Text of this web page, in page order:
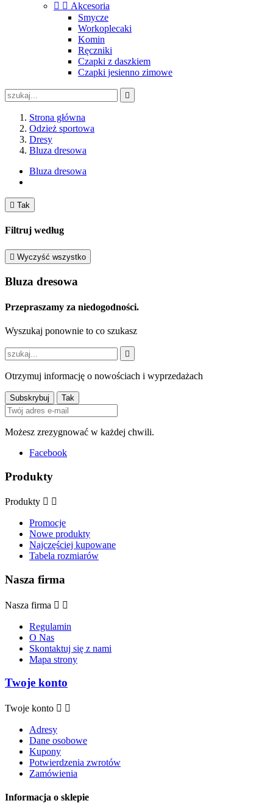
  Akcesoria
Smycze
Workoplecaki
Komin
Ręczniki
Czapki z daszkiem
Czapki jesienno zimowe

Strona główna
Odzież sportowa
Dresy
Bluza dresowa
Bluza dresowa
 Tak
Filtruj według
 Wyczyść wszystko
Bluza dresowa
Przepraszamy za niedogodności.
Wyszukaj ponownie to co szukasz

Otrzymuj informację o nowościach i wyprzedażach
Możesz zrezygnować w każdej chwili.
Facebook
Produkty
Produkty  
Promocje
Nowe produkty
Najczęściej kupowane
Tabela rozmiarów
Nasza firma
Nasza firma  
Regulamin
O Nas
Skontaktuj się z nami
Mapa strony
Twoje konto
Twoje konto  
Adresy
Dane osobowe
Kupony
Potwierdzenia zwrotów
Zamówienia
Informacja o sklepie